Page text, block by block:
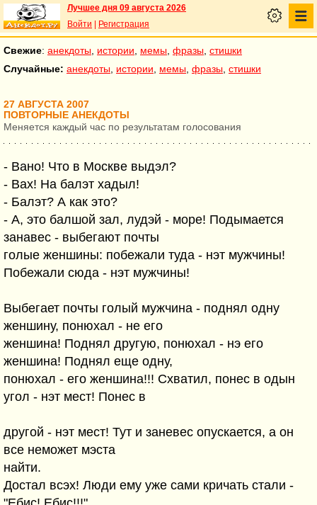
Лучшее дня 09 августа 2026
Войти
Регистрация
Свежие: анекдоты истории мемы фразы стишки
Случайные: анекдоты истории мемы фразы стишки
27 АВГУСТА 2007
ПОВТОРНЫЕ АНЕКДОТЫ
Меняется каждый час по результатам голосования
- Вано! Что в Москве выдэл?
- Вах! На балэт хадыл!
- Балэт? А как это?
- А, это балшой зал, лудэй - море! Подымается
занавес - выбегают почты
голые женшины: побежали туда - нэт мужчины!
Побежали сюда - нэт мужчины!
Выбегает почты голый мужчина - поднял одну
женшину, понюхал - не его
женшина! Поднял другую, понюхал - нэ его
женшина! Поднял еще одну,
понюхал - его женшина!!! Схватил, понес в одын
угол - нэт мест! Понес в
другой - нэт мест! Тут и заневес опускается, а он
все неможет мэста
найти.
Достал всэх! Люди ему уже сами кричать стали -